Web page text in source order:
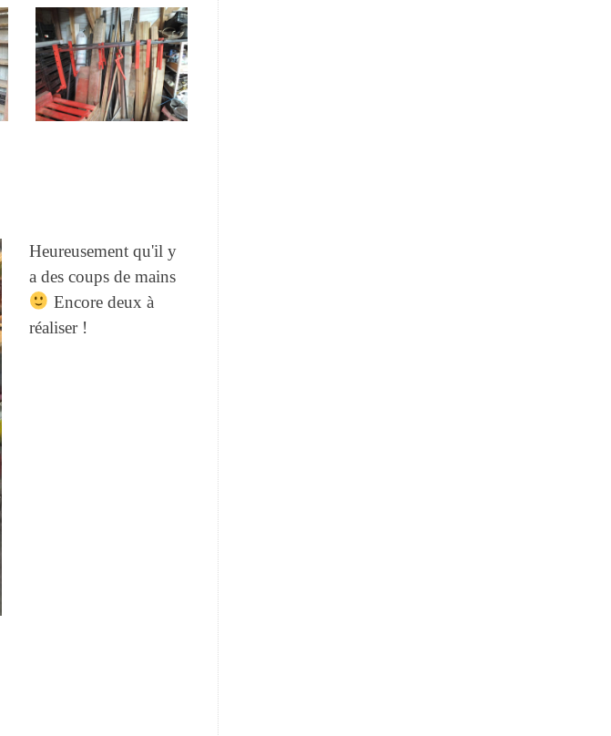
Heureusement qu'il y
a des coups de mains
Encore deux à
réaliser !